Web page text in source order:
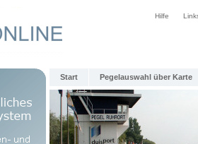
Hilfe
Start Pegelauswahl über Karte